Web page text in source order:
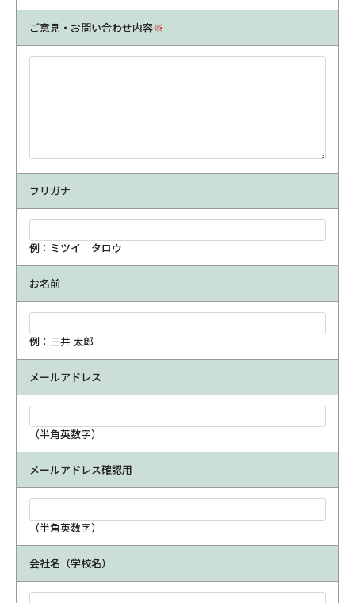
ご意見・お問い合わせ内容※
フリガナ
例：ミツイ タロウ
お名前
例：三井 太郎
メールアドレス
（半角英数字）
メールアドレス確認用
（半角英数字）
会社名（学校名）